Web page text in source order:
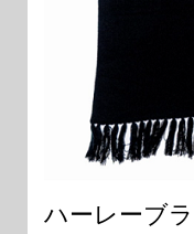
ハーレーブ